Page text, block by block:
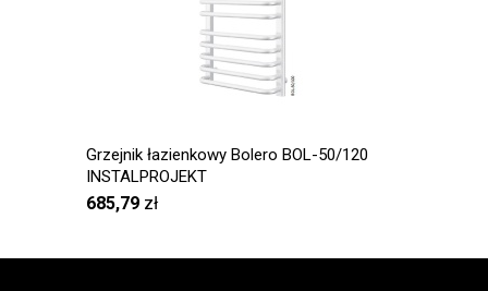
Grzejnik łazienkowy Bolero BOL-50/120
INSTALPROJEKT
685,79 zł